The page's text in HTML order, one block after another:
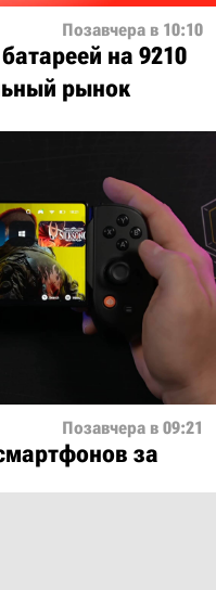
Позавчера в 10:10
на 9210
рынок
Позавчера в 09:21
за